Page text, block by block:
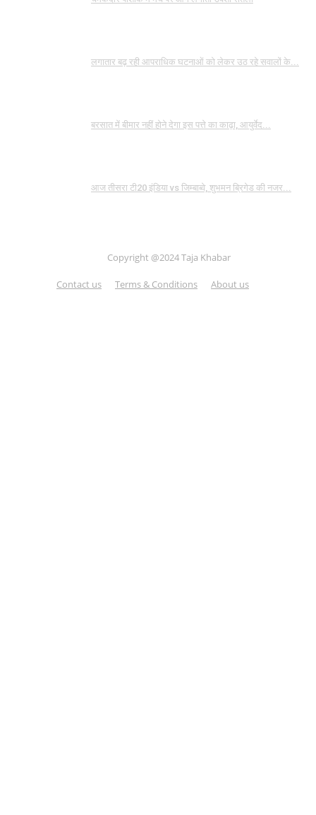
लगातार बढ़ रही आपराधिक घटनाओं को लेकर उठ रहे सवालों के...
बरसात में बीमार नहीं होने देगा इस पत्ते का काढ़ा, आयुर्वेद...
आज तीसरा टी20 इंडिया vs जिम्बाब्वे, शुभमन ब्रिगेड की नजर...
Copyright @2024 Taja Khabar
Contact us Terms & Conditions About us